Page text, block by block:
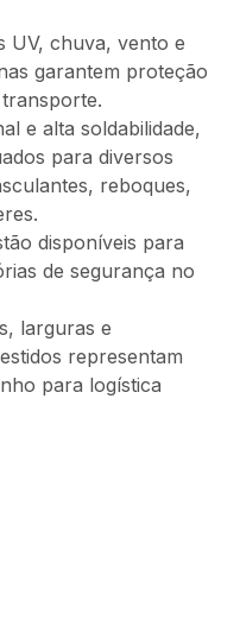
UV, chuva, vento e
garantem proteção
e alta soldabilidade,
para diversos
reboques,
disponíveis para
de segurança no
larguras e
representam
para logística